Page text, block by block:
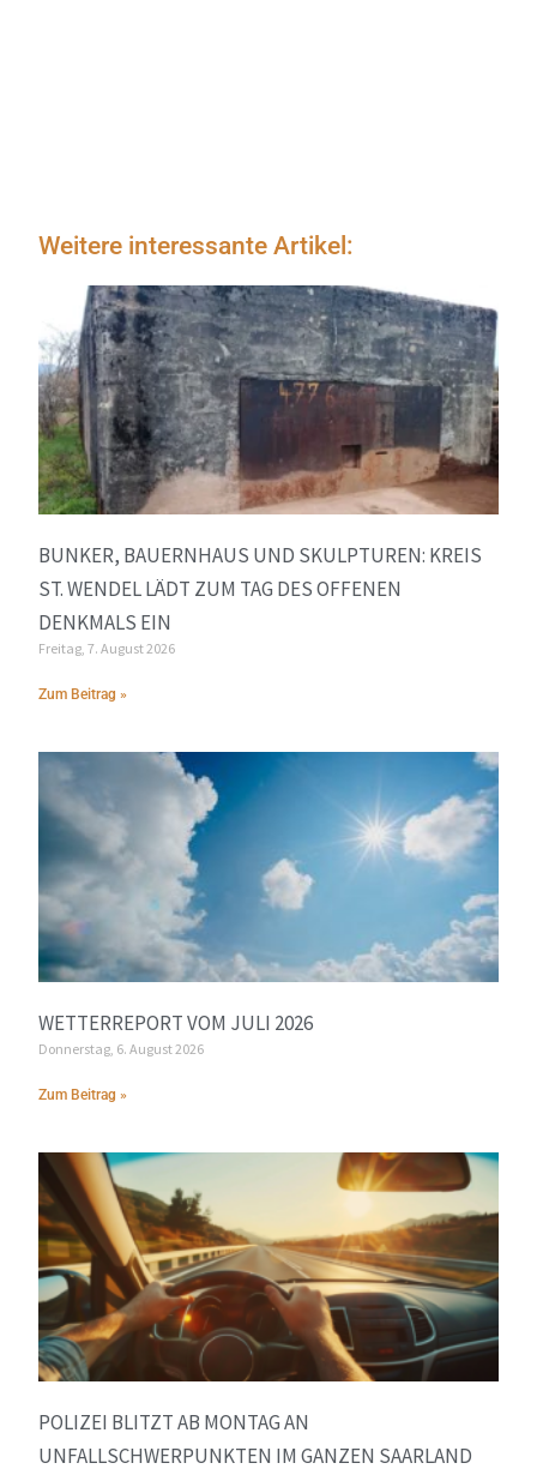
Weitere interessante Artikel:
BUNKER, BAUERNHAUS UND SKULPTUREN: KREIS
ST. WENDEL LÄDT ZUM TAG DES OFFENEN
DENKMALS EIN
Freitag, 7. August 2026
Zum Beitrag »
WETTERREPORT VOM JULI 2026
Donnerstag, 6. August 2026
Zum Beitrag »
POLIZEI BLITZT AB MONTAG AN
UNFALLSCHWERPUNKTEN IM GANZEN SAARLAND